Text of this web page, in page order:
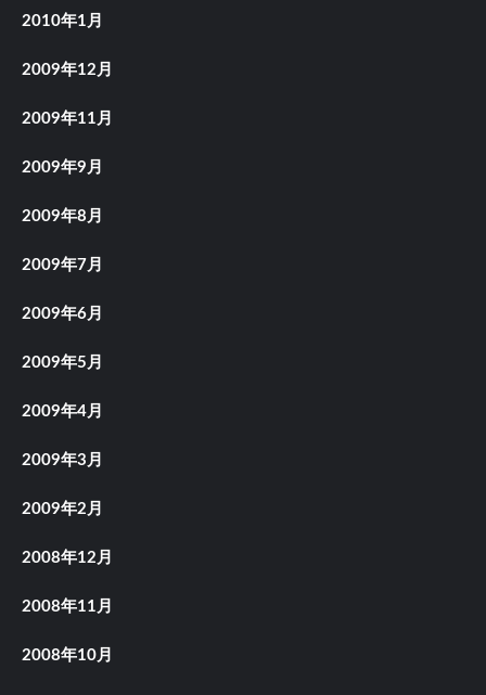
2010年1月
2009年12月
2009年11月
2009年9月
2009年8月
2009年7月
2009年6月
2009年5月
2009年4月
2009年3月
2009年2月
2008年12月
2008年11月
2008年10月